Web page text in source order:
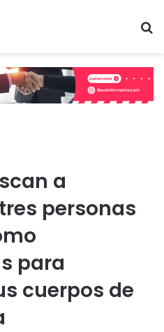
a
personas
para
cuerpos de